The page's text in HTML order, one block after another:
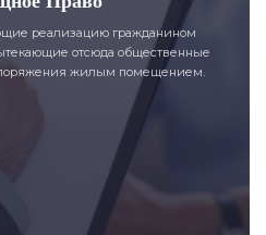
реализацию гражданином
отсюда общественные
жилым помещением.